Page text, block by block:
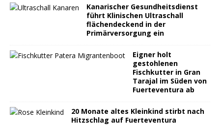
Kanarischer Gesundheitsdienst
führt Klinischen Ultraschall
flächendeckend in der
Primärversorgung ein
Eigner holt
gestohlenen
Fischkutter in Gran
Tarajal im Süden von
Fuerteventura ab
20 Monate altes Kleinkind stirbt nach
Hitzschlag auf Fuerteventura